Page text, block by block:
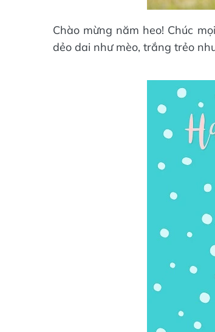
Chào mừng năm heo! Chúc
dẻo dai như mèo, trắng trẻo